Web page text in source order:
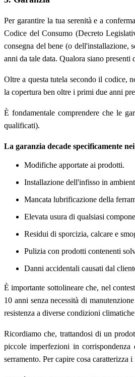
Per garantire la tua serenità e a
Codice del Consumo (Decreto
consegna del bene (o dell'installazione,
anni da tale data. Qualora siano
Oltre a questa tutela secondo il
la copertura ben oltre i primi due anni
È fondamentale comprendere che le
qualificati).
La garanzia decade specificamente
Modifiche apportate ai prodotti.
Installazione dell'infisso in
Mancata lubrificazione della
Elevata usura di qualsiasi
Residui di sporcizia, calcare e
Pulizia con prodotti contenenti
Danni accidentali causati dal
È importante sottolineare che, nel
10 anni senza necessità di
resistenza a diverse condizioni
Ricordiamo che, trattandosi di un
piccole imperfezioni in
serramento. Per capire cosa